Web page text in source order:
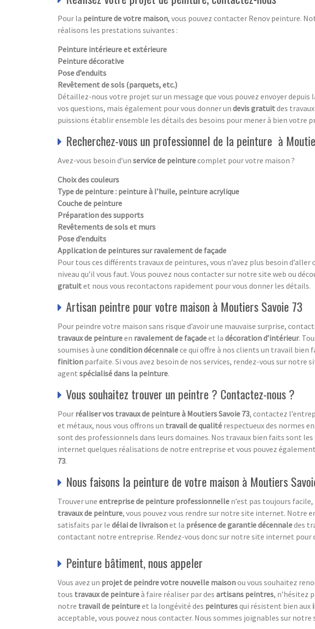
Pour la peinture de votre maison, vous pouvez contacter Renov peinture.
réalisons les prestations suivantes :
Peinture intérieure et extérieure
Peinture décorative
Pose d’enduits
Revêtement de sols (parquets, etc.)
Détaillez-nous votre projet sur un message que vous pouvez envoyer
vos questions, mais également pour vous donner un devis gratuitdes
puissions établir ensemble les détails des besoins pour mener à bien votre
Recherchez-vous un professionnel de la peinture à
Avez-vous besoin d’un service de peinturecomplet pour votre maison ?
Choix des couleurs
Type de peinture : peinture à l’huile, peinture acrylique
Couche de peinture
Préparation des supports
Revêtements de sols et murs
Pose d’enduits
Application de peintures sur ravalement de façade
Pour tous ces différents travaux de peintures, vous n’avez plus besoin
niveau qu’il vous faut. Vous pouvez nous contacter sur notre site web ou
gratuitet nous vous recontactons rapidement pour vous donner les détails.
Artisan peintre pour votre maison à Moutiers Savoie 73
Pour peindre votre maison sans risque d’avoir une mauvaise surprise,
travaux de peintureen ravalement de façadeet la décoration d’intérieur.
soumises à une condition décennalece qui offre à nos clients un travail bien
finition parfaite. Si vous avez besoin de nos services, rendez-vous sur
agent spécialisé dans la peinture.
Vous souhaitez trouver un peintre ? Contactez-nous ?
Pour réaliser vos travaux de peinture à Moutiers Savoie 73, contactez
et métaux, nous vous offrons un travail de qualité respectueux des normes
sont des professionnels dans leurs domaines. Nos travaux bien faits sont
internet quelques réalisations de notre entreprise et vous pouvez
73.
Nous faisons la peinture de votre maison à Moutiers
Trouver une entreprise de peinture professionnelle n’est pas toujours
travaux de peinture, vous pouvez vous rendre sur notre site internet. Notre
satisfaits par le délai de livraisonet la présence de garantie décennaledes
contactant notre entreprise. Rendez-vous donc sur notre site internet pour
Peinture bâtiment, nous appeler
Vous avez un projet de peindre votre nouvelle maisonou vous souhaitez
tous travaux de peintureà faire réaliser par des artisans peintres, n’hésitez
notre travail de peintureet la longévité des peinturesqui résistent bien aux
acceptable, vous pouvez nous contacter. Nous sommes joignables sur